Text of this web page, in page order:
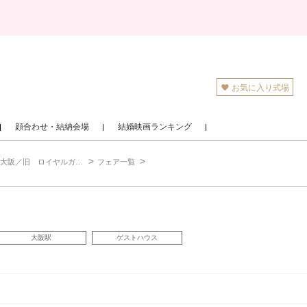
お気に入り式場
顔合わせ・結納会場 結婚映画ランキング
ヤルガーデン大阪梅田） フェア一覧
大阪駅 ゲストハウス